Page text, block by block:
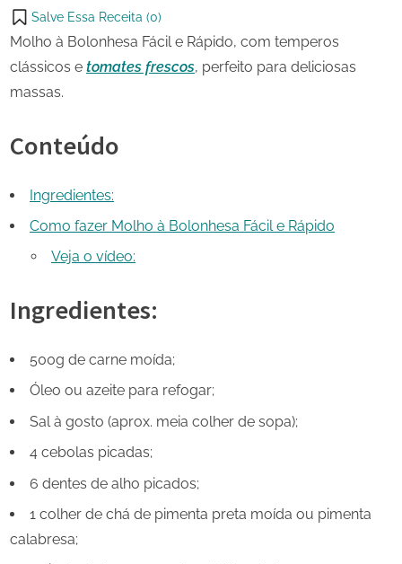
on
X
Salve Essa Receita (0)
Molho à Bolonhesa Fácil e Rápido, com temperos
clássicos e tomates frescos, perfeito para deliciosas
massas.
Conteúdo
Ingredientes:
Como fazer Molho à Bolonhesa Fácil e Rápido
Veja o vídeo:
Ingredientes:
500g de carne moída;
Óleo ou azeite para refogar;
Sal à gosto (aprox. meia colher de sopa);
4 cebolas picadas;
6 dentes de alho picados;
1 colher de chá de pimenta preta moída ou pimenta
calabresa;